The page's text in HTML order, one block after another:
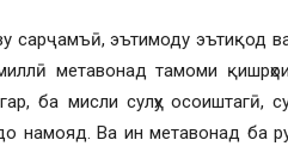
сарҷамъӣ, эътимоду эътиқод
метавонад тамоми
ба мисли сулҳу осоиштагӣ,
намояд. Ва ин метавонад ба